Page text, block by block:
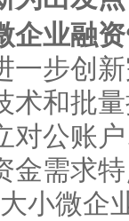
企业融
一步创
术和批
对公账
金需求
小微企